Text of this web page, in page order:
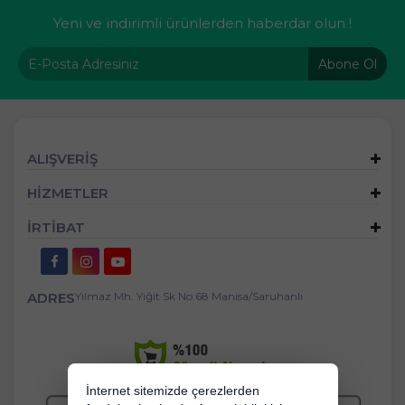
Yeni ve indirimli ürünlerden haberdar olun !
Abone Ol
ALIŞVERİŞ
HİZMETLER
İRTİBAT
ADRESYılmaz Mh. Yiğit Sk No:68 Manisa/Saruhanlı
İnternet sitemizde çerezlerden